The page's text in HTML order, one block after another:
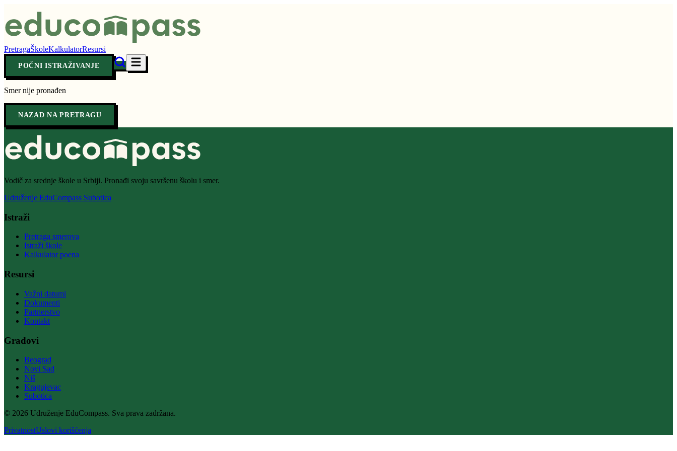
PretragaŠkoleKalkulatorResursi
POČNI ISTRAŽIVANJE
Smer nije pronađen
NAZAD NA PRETRAGU
Vodič za srednje škole u Srbiji. Pronađi svoju savršenu školu i smer.
Udruženje EduCompass Subotica
Istraži
Pretraga smerova
Istraži škole
Kalkulator poena
Resursi
Važni datumi
Dokumenti
Partnerstvo
Kontakt
Gradovi
Beograd
Novi Sad
Niš
Kragujevac
Subotica
© 2026 Udruženje EduCompass. Sva prava zadržana.
PrivatnostUslovi korišćenja